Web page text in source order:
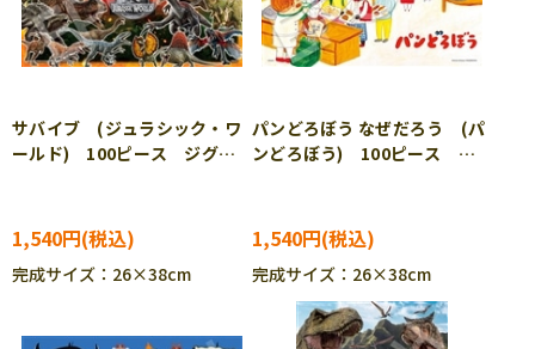
サバイブ (ジュラシック・ワ
ールド) 100ピース ジグソ
1,540円
完成サイズ：26×38cm
パンどろぼう なぜだろう (パ
ンどろぼう) 100ピース ジ
1,540円
完成サイズ：26×38cm